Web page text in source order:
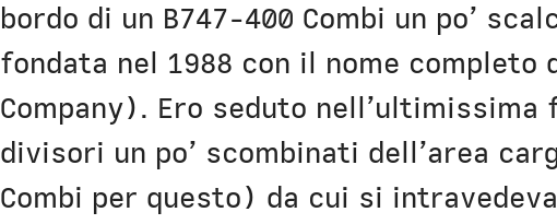
bordo di un B747-400 Combi un po’
fondata nel 1988 con il nome completo
Company). Ero seduto
divisori un po’ scombinati dell’area
Combi per questo) da cui si